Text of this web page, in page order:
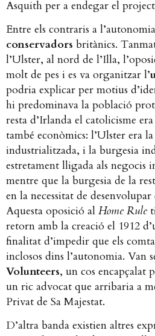
Asquith per a endegar el
Entre els contraris a
conservadors britànics.
l’Ulster, al nord de l’Illa,
molt de pes i es va organitzar l’
podria explicar per motius
hi predominava la població
resta d’Irlanda el catolicisme
també econòmics: l’Ulster era
industrialitzada, i la burgesia
estretament lligada als negocis
mentre que la burgesia de la
en la necessitat de
Aquesta oposició al Home Rule
retorn amb la creació el 1912
finalitat d’impedir que els
inclosos dins l’autonomia. Van
Volunteers, un cos encapçalat
un ric advocat que arribaria a
Privat de Sa Majestat.
D’altra banda existien altres